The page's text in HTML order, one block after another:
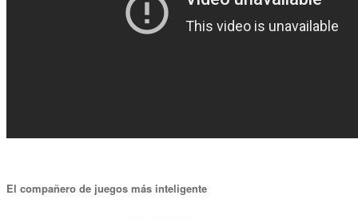
El compañero de juegos más inteligente